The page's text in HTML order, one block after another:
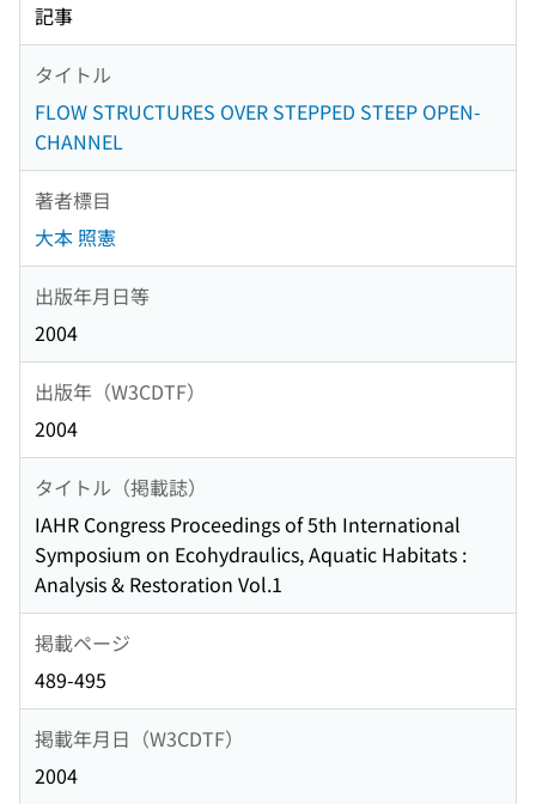
記事
タイトル
FLOW STRUCTURES OVER STEPPED STEEP OPEN-
CHANNEL
著者標目
大本 照憲
出版年月日等
2004
出版年（W3CDTF）
2004
タイトル（掲載誌）
IAHR Congress Proceedings of 5th International
Symposium on Ecohydraulics, Aquatic Habitats :
Analysis & Restoration Vol.1
掲載ページ
489-495
掲載年月日（W3CDTF）
2004